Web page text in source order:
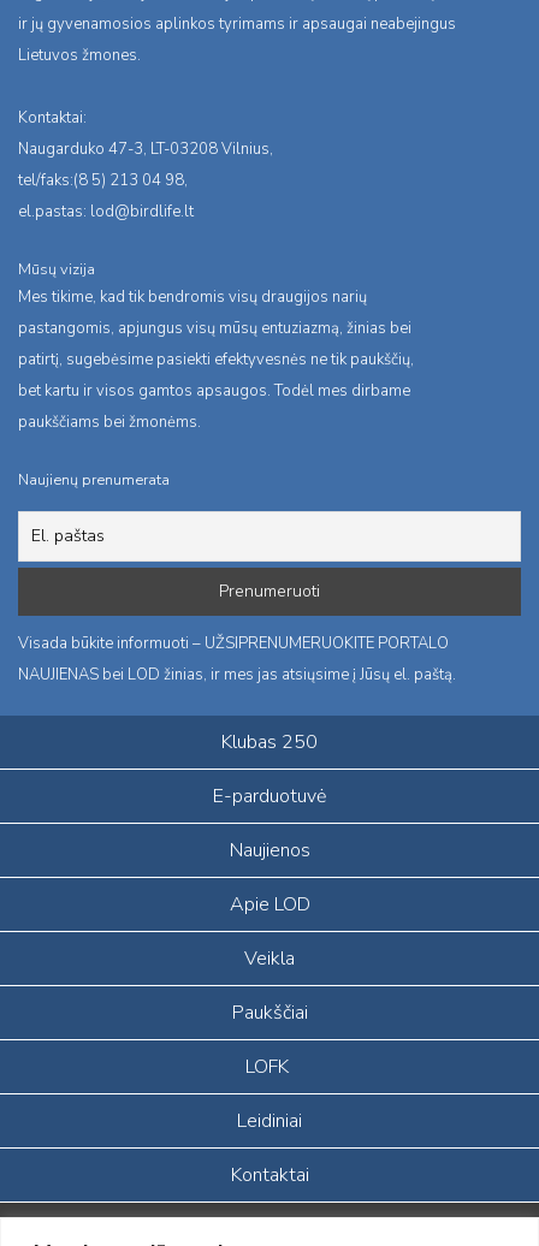
ir jų gyvenamosios aplinkos tyrimams ir apsaugai neabejingus
Lietuvos žmones.
Kontaktai:
Naugarduko 47-3, LT-03208 Vilnius,
tel/faks:(8 5) 213 04 98,
el.pastas: lod@birdlife.lt
Mūsų vizija
Mes tikime, kad tik bendromis visų draugijos narių
pastangomis, apjungus visų mūsų entuziazmą, žinias bei
patirtį, sugebėsime pasiekti efektyvesnės ne tik paukščių,
bet kartu ir visos gamtos apsaugos. Todėl mes dirbame
paukščiams bei žmonėms.
Naujienų prenumerata
Visada būkite informuoti – UŽSIPRENUMERUOKITE PORTALO
NAUJIENAS bei LOD žinias, ir mes jas atsiųsime į Jūsų el. paštą.
Klubas 250
E-parduotuvė
Naujienos
Apie LOD
Veikla
Paukščiai
LOFK
Leidiniai
Kontaktai